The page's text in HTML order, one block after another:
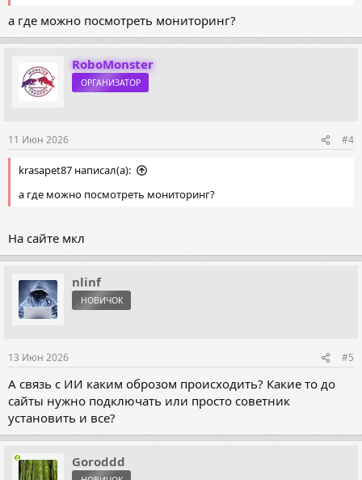
а где можно посмотреть мониторинг?
RoboMonster
ОРГАНИЗАТОР
11 Июн 2026 #4
krasapet87 написал(а):
а где можно посмотреть мониторинг?
На сайте мкл
nlinf
НОВИЧОК
13 Июн 2026 #5
А связь с ИИ каким оброзом происходить? Какие то до
сайты нужно подключать или просто советник
установить и все?
Goroddd